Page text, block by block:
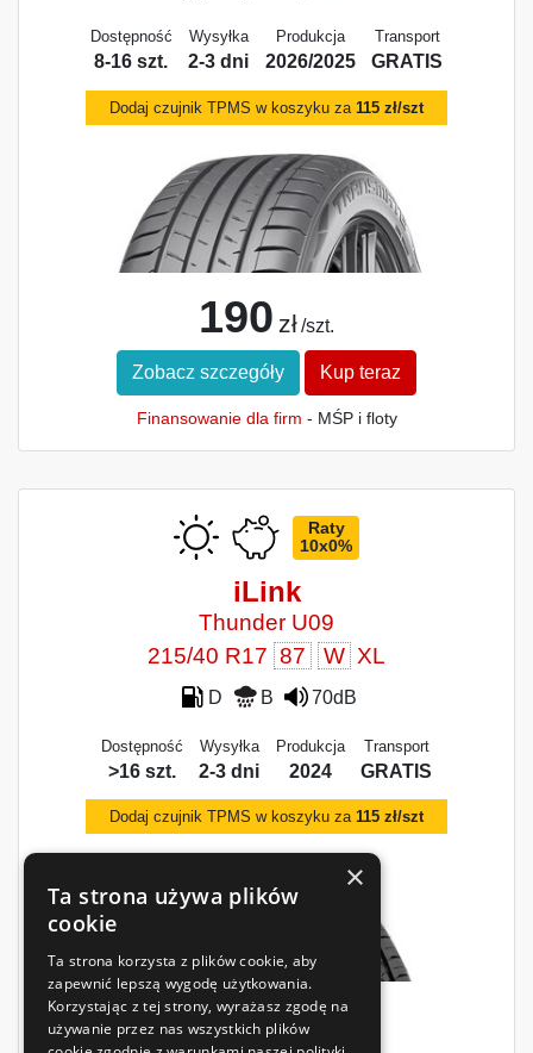
Dostępność
8-16 szt.
Wysyłka
2-3 dni
Produkcja
2026/2025
Transport
GRATIS
Dodaj czujnik TPMS w koszyku za 115 zł/szt
190 zł /szt.
Zobacz szczegóły Kup teraz
Finansowanie dla firm - MŚP i floty
Raty
10x0%
iLink
Thunder U09
215/40 R17 87 W XL
D B 70dB
Dostępność
>16 szt.
Wysyłka
2-3 dni
Produkcja
2024
Transport
GRATIS
Dodaj czujnik TPMS w koszyku za 115 zł/szt
192 zł/szt.
×
Ta strona używa plików
cookie
Ta strona korzysta z plików cookie, aby
zapewnić lepszą wygodę użytkowania.
Korzystając z tej strony, wyrażasz zgodę na
używanie przez nas wszystkich plików